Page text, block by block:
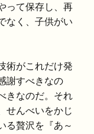
って保存し、再
なく、子供がい
術がこれだけ発
謝すべきなの
きなのだ。それ
せんべいをかじ
る贅沢を『あ～